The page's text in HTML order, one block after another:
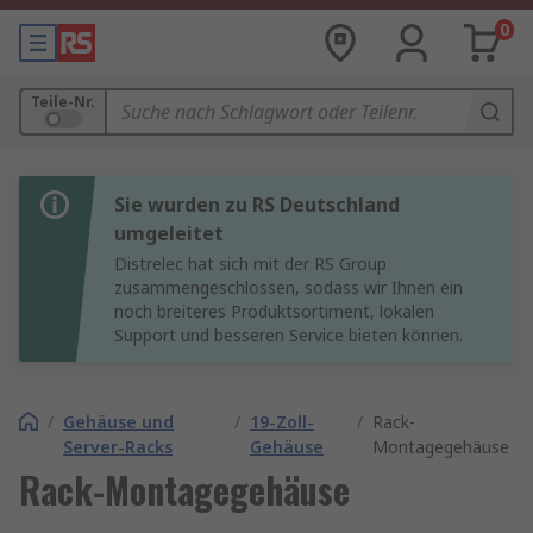
0
Teile-Nr.
Sie wurden zu RS Deutschland
umgeleitet
Distrelec hat sich mit der RS Group
zusammengeschlossen, sodass wir Ihnen ein
noch breiteres Produktsortiment, lokalen
Support und besseren Service bieten können.
/ Gehäuse und
Server-Racks
/ 19-Zoll-
Gehäuse
/ Rack-
Montagegehäuse
Rack-Montagegehäuse